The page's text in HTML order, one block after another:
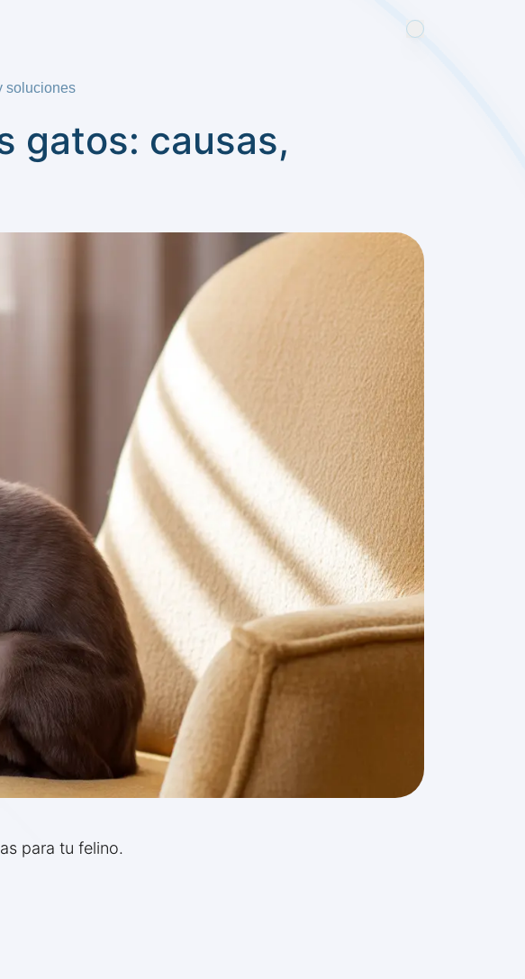
soluciones
gatos: causas,
para tu felino.